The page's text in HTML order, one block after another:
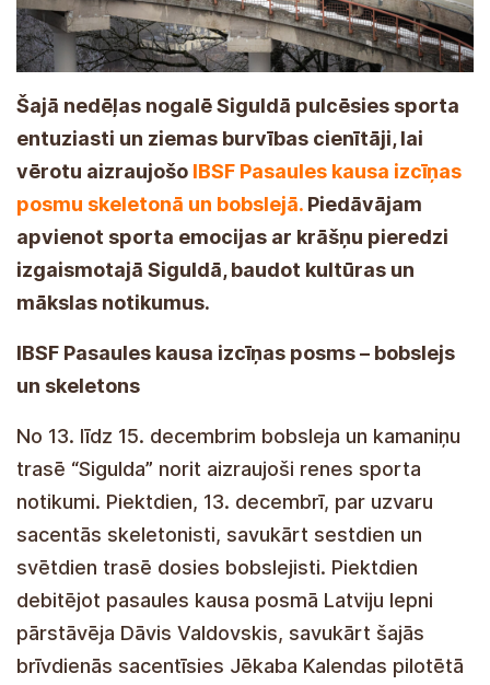
Šajā nedēļas nogalē Siguldā pulcēsies sporta
entuziasti un ziemas burvības cienītāji, lai
vērotu aizraujošo IBSF Pasaules kausa izcīņas
posmu skeletonā un bobslejā. Piedāvājam
apvienot sporta emocijas ar krāšņu pieredzi
izgaismotajā Siguldā, baudot kultūras un
mākslas notikumus.
IBSF Pasaules kausa izcīņas posms – bobslejs
un skeletons
No 13. līdz 15. decembrim bobsleja un kamaniņu
trasē “Sigulda” norit aizraujoši renes sporta
notikumi. Piektdien, 13. decembrī, par uzvaru
sacentās skeletonisti, savukārt sestdien un
svētdien trasē dosies bobslejisti. Piektdien
debitējot pasaules kausa posmā Latviju lepni
pārstāvēja Dāvis Valdovskis, savukārt šajās
brīvdienās sacentīsies Jēkaba Kalendas pilotētā